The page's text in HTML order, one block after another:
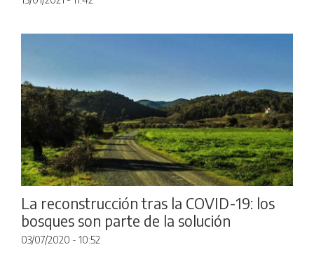
La reconstrucción tras la COVID-19: los
bosques son parte de la solución
03/07/2020 - 10:52